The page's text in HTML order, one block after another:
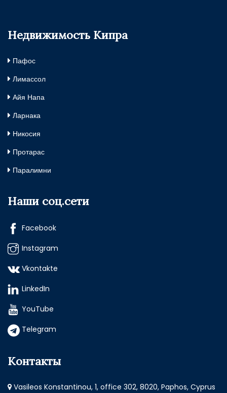
Недвижимость Кипра
Пафос
Лимассол
Айя Напа
Ларнака
Никосия
Протарас
Паралимни
Наши соц.сети
Facebook
Instagram
Vkontakte
LinkedIn
YouTube
Telegram
Контакты
Vasileos Konstantinou, 1, office 302, 8020, Paphos, Cyprus